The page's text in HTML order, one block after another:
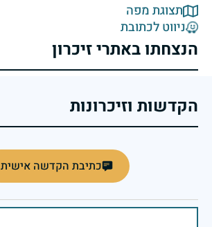
תצוגת מפה
ניווט לכתובת
הנצחתו באתרי זיכרון
הקדשות וזיכרונות
כתיבת הקדשה אישית